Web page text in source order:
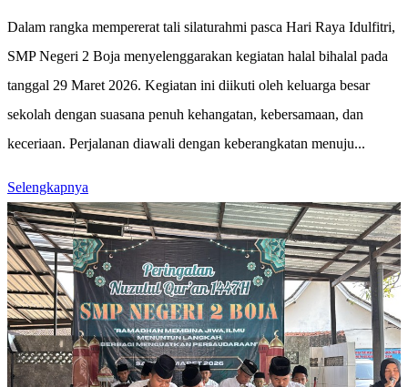
Dalam rangka mempererat tali silaturahmi pasca Hari Raya Idulfitri,
SMP Negeri 2 Boja menyelenggarakan kegiatan halal bihalal pada
tanggal 29 Maret 2026. Kegiatan ini diikuti oleh keluarga besar
sekolah dengan suasana penuh kehangatan, kebersamaan, dan
keceriaan. Perjalanan diawali dengan keberangkatan menuju...
Selengkapnya